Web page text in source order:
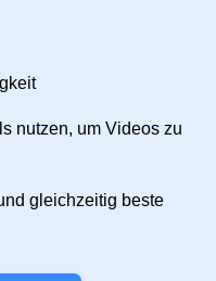
nutzen, um Videos zu
gleichzeitig beste